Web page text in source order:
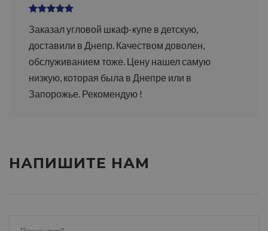
Заказал угловой шкаф-купе в детскую,
доставили в Днепр. Качеством доволен,
обслуживанием тоже. Цену нашел самую
низкую, которая была в Днепре или в
Запорожье. Рекомендую !
НАПИШИТЕ НАМ